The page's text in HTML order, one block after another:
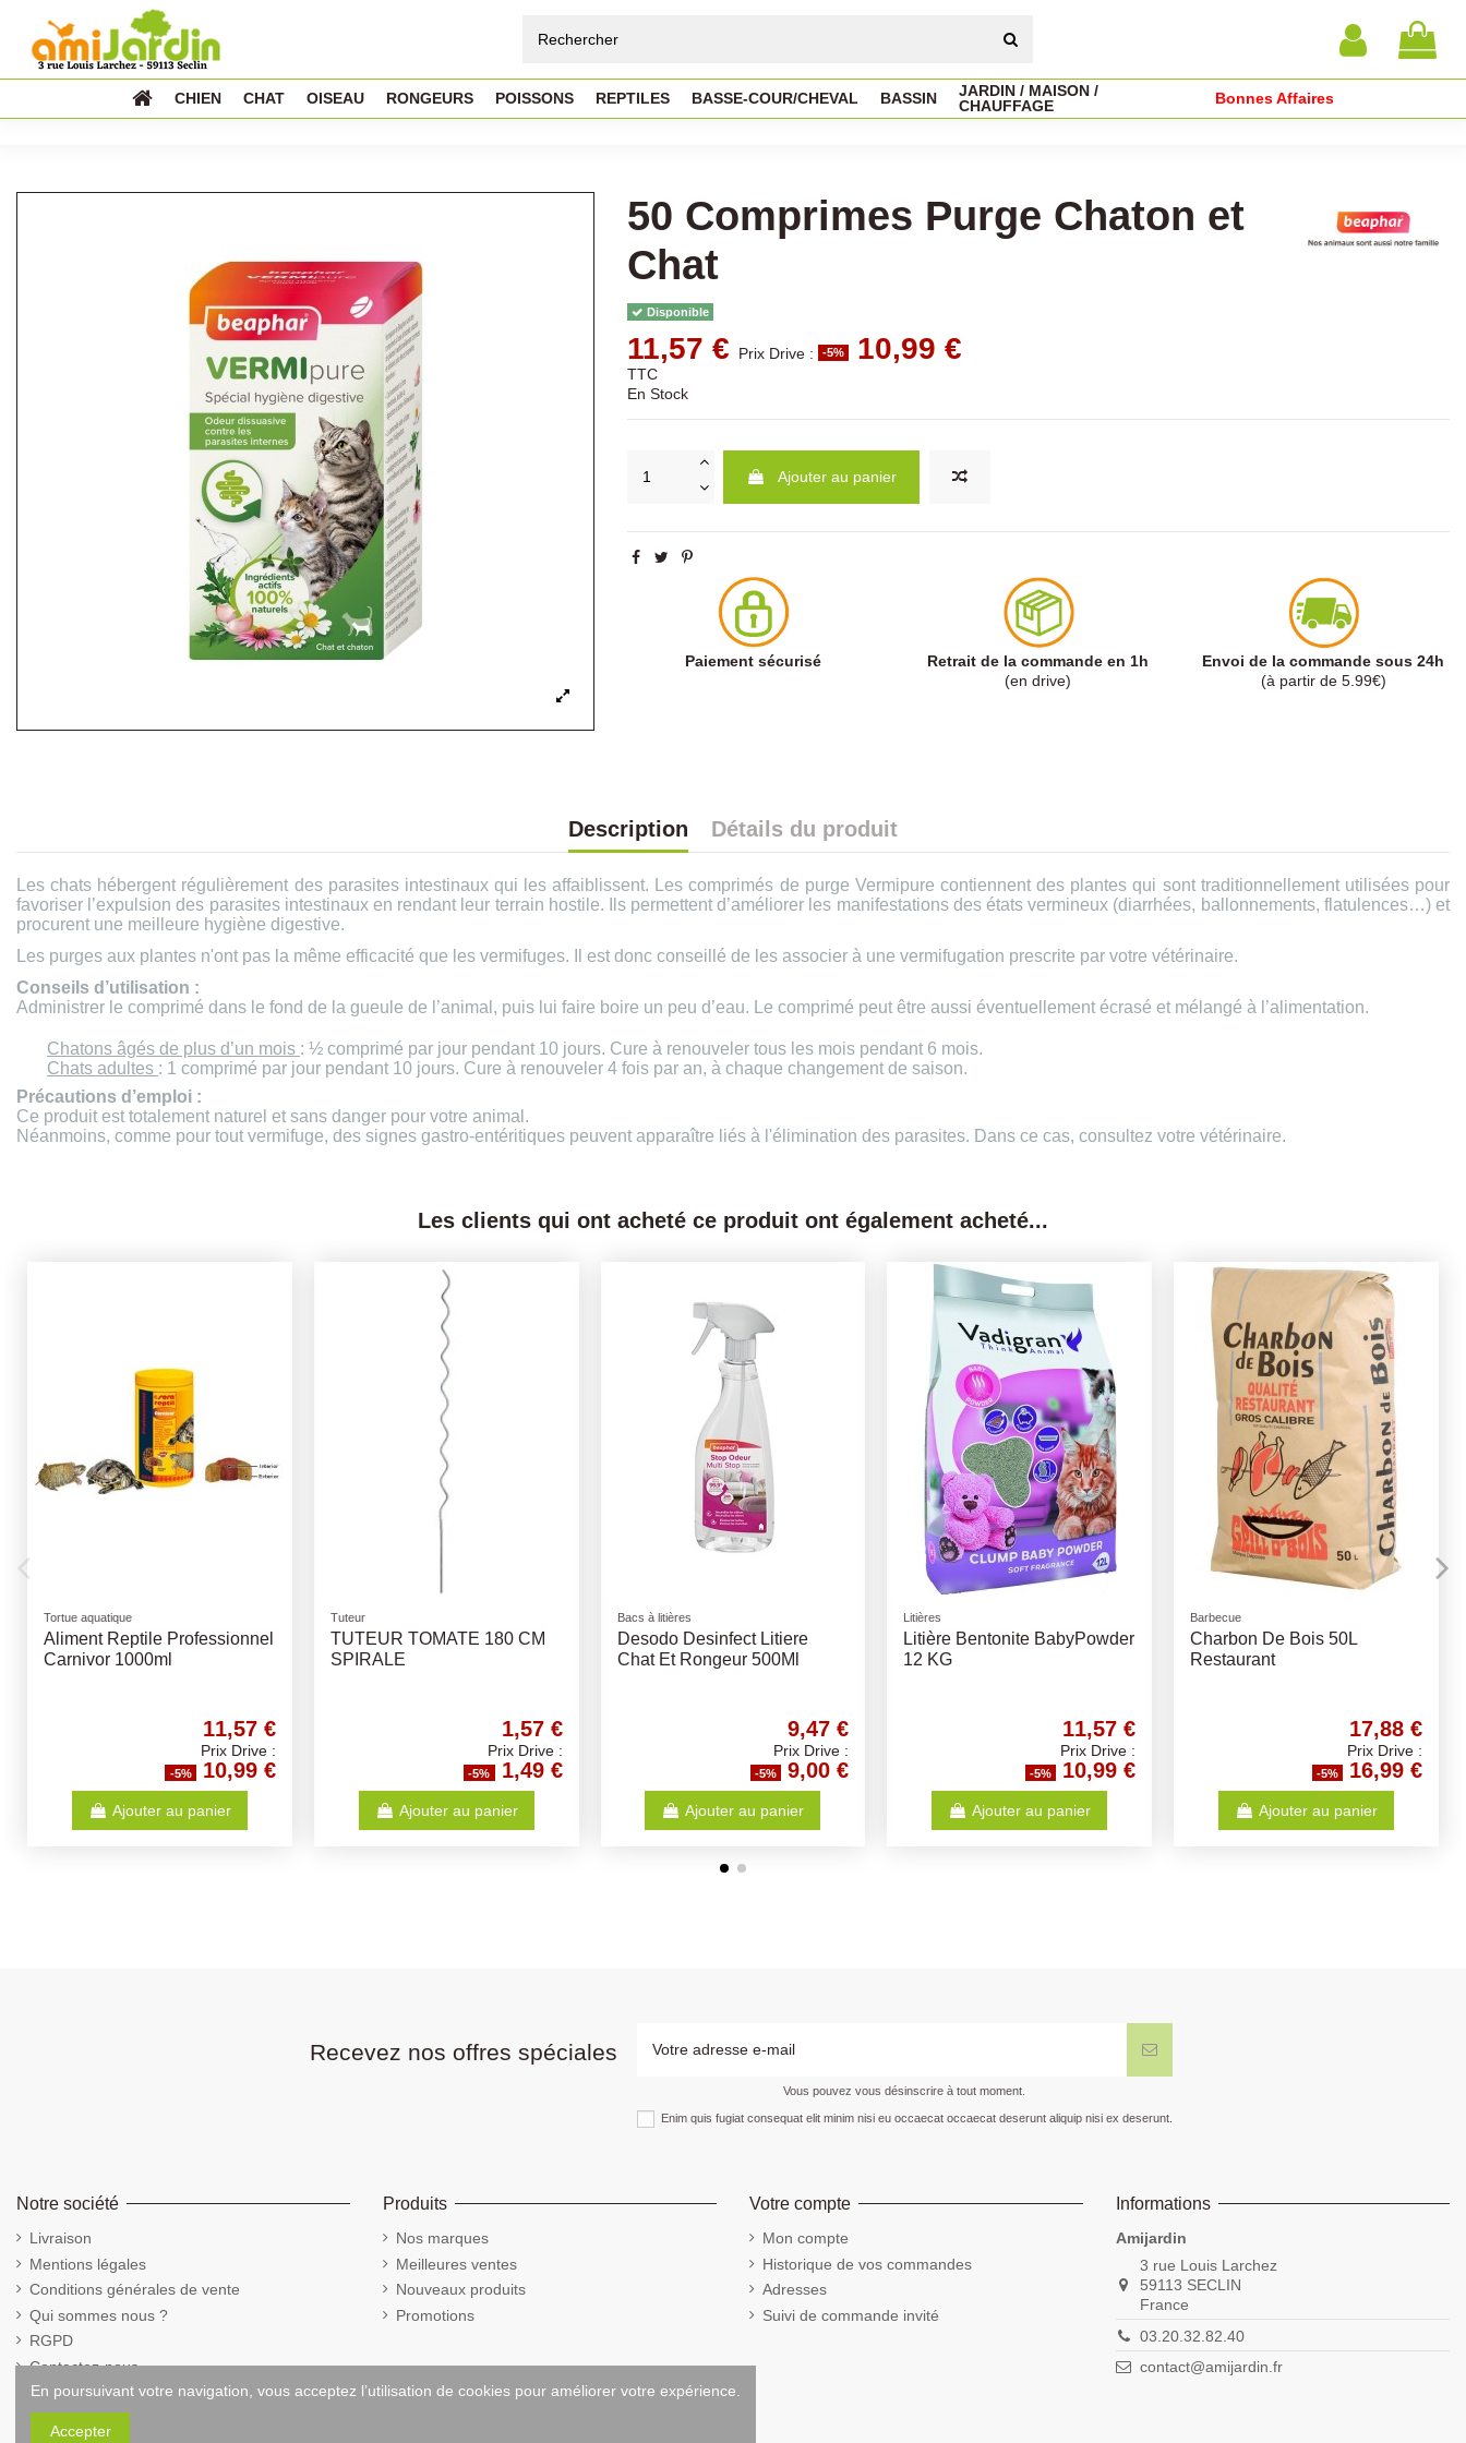
CHIEN CHAT OISEAU RONGEURS POISSONS REPTILES BASSE-COUR/CHEVAL BASSIN
JARDIN / MAISON /
CHAUFFAGE
Bonnes Affaires
50 Comprimes Purge Chaton et
Chat
Disponible
11,57 € Prix Drive : -5% 10,99 €
TTC
En Stock
Ajouter au panier
Paiement sécurisé
Retrait de la commande en 1h
(en drive)
Envoi de la commande sous 24h
(à partir de 5.99€)
Description Détails du produit
Les chats hébergent régulièrement des parasites intestinaux qui les affaiblissent. Les comprimés de purge Vermipure contiennent des plantes qui sont traditionnellement utilisées pour
favoriser l’expulsion des parasites intestinaux en rendant leur terrain hostile. Ils permettent d’améliorer les manifestations des états vermineux (diarrhées, ballonnements, flatulences…) et
procurent une meilleure hygiène digestive.
Les purges aux plantes n'ont pas la même efficacité que les vermifuges. Il est donc conseillé de les associer à une vermifugation prescrite par votre vétérinaire.
Conseils d’utilisation :
Administrer le comprimé dans le fond de la gueule de l’animal, puis lui faire boire un peu d’eau. Le comprimé peut être aussi éventuellement écrasé et mélangé à l’alimentation.
Chatons âgés de plus d’un mois : ½ comprimé par jour pendant 10 jours. Cure à renouveler tous les mois pendant 6 mois.
Chats adultes : 1 comprimé par jour pendant 10 jours. Cure à renouveler 4 fois par an, à chaque changement de saison.
Précautions d’emploi :
Ce produit est totalement naturel et sans danger pour votre animal.
Néanmoins, comme pour tout vermifuge, des signes gastro-entéritiques peuvent apparaître liés à l'élimination des parasites. Dans ce cas, consultez votre vétérinaire.
Les clients qui ont acheté ce produit ont également acheté...
Colliers
Collier VETOpure
antiparasitaire Chat
4,74 €
Prix Drive :
-5% 4,50 €
Ajouter au panier
Friandises naturelles
Os Fumé - Différentes Tailles
- os pour chiens
1,99 €
Prix Drive :
-5% 1,89 €
Ajouter au panier
Anti-insectes
Terre De Diatomee 5KG - Le
Fermier
23,05 €
Prix Drive :
-5% 21,90 €
Ajouter au panier
Croquettes OPTI LIFE chien
Medium et Maxi Adult
Digestion 12.5Kg - Opti-Life -
50,52 €
Prix Drive :
-5% 47,99 €
Ajouter au panier
Pelles et Accessoires
PELLE A LITIERE HANDY
SCOOP AQUARELLE
1,04 €
Prix Drive :
-5% 0,99 €
Ajouter au panier
Recevez nos offres spéciales
Vous pouvez vous désinscrire à tout moment.
Enim quis fugiat consequat elit minim nisi eu occaecat occaecat deserunt aliquip nisi ex deserunt.
Notre société
Livraison
Mentions légales
Conditions générales de vente
Qui sommes nous ?
RGPD
Contactez-nous
Cookies
Produits
Nos marques
Meilleures ventes
Nouveaux produits
Promotions
Votre compte
Mon compte
Historique de vos commandes
Adresses
Suivi de commande invité
Informations
Amijardin
3 rue Louis Larchez
59113 SECLIN
France
03.20.32.82.40
contact@amijardin.fr
En poursuivant votre navigation, vous acceptez l’utilisation de cookies pour améliorer votre expérience.
Accepter